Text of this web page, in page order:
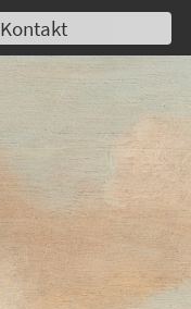
Kontakt